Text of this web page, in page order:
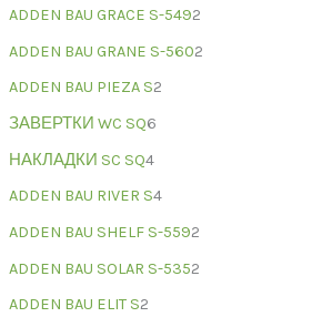
ADDEN BAU GRACE S-5492
ADDEN BAU GRANE S-5602
ADDEN BAU PIEZA S2
ЗАВЕРТКИ WC SQ6
НАКЛАДКИ SC SQ4
ADDEN BAU RIVER S4
ADDEN BAU SHELF S-5592
ADDEN BAU SOLAR S-5352
ADDEN BAU ELIT S2